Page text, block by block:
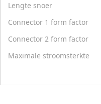
Lengte snoer
Connector 1 form factor
Connector 2 form factor
Maximale stroomsterkte